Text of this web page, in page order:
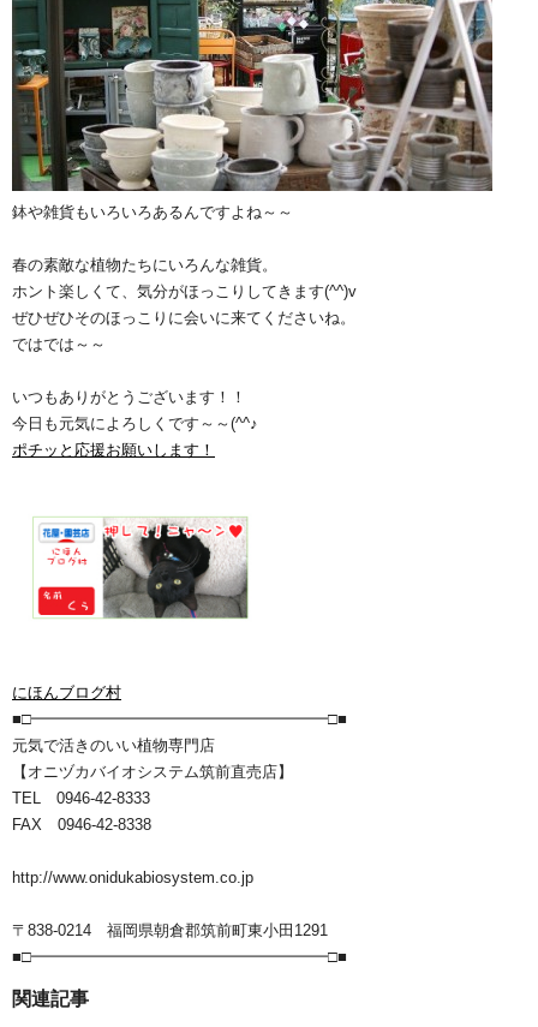
鉢や雑貨もいろいろあるんですよね～～
春の素敵な植物たちにいろんな雑貨。
ホント楽しくて、気分がほっこりしてきます(^^)v
ぜひぜひそのほっこりに会いに来てくださいね。
ではでは～～
いつもありがとうございます！！
今日も元気によろしくです～～(^^♪
ポチッと応援お願いします！
にほんブログ村
■□━━━━━━━━━━━━━━━━━━━□■
元気で活きのいい植物専門店
【オニヅカバイオシステム筑前直売店】
TEL 0946-42-8333
FAX 0946-42-8338
http://www.onidukabiosystem.co.jp
〒838-0214 福岡県朝倉郡筑前町東小田1291
■□━━━━━━━━━━━━━━━━━━━□■
関連記事